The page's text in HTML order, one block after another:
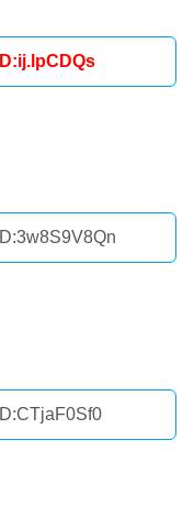
ID:ij.lpCDQs
ID:3w8S9V8Qn
ID:CTjaF0Sf0